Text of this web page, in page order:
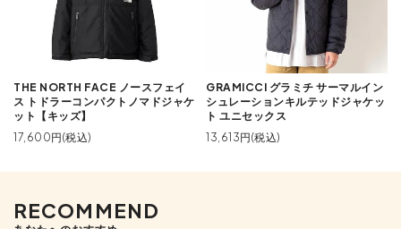
THE NORTH FACE ノースフェイ
ス トドラーコンパクトノマドジャケ
ット【キッズ】
17,600円(税込)
GRAMICCI グラミチ サーマルイン
シュレーションキルテッドジャケッ
ト ユニセックス
13,613円(税込)
RECOMMEND